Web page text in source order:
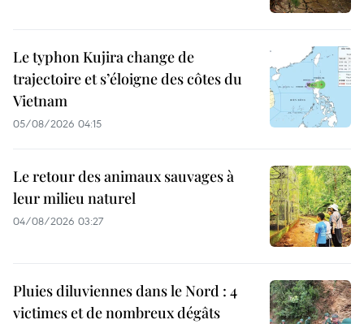
Le typhon Kujira change de
trajectoire et s’éloigne des côtes du
Vietnam
05/08/2026 04:15
Le retour des animaux sauvages à
leur milieu naturel
04/08/2026 03:27
Pluies diluviennes dans le Nord : 4
victimes et de nombreux dégâts